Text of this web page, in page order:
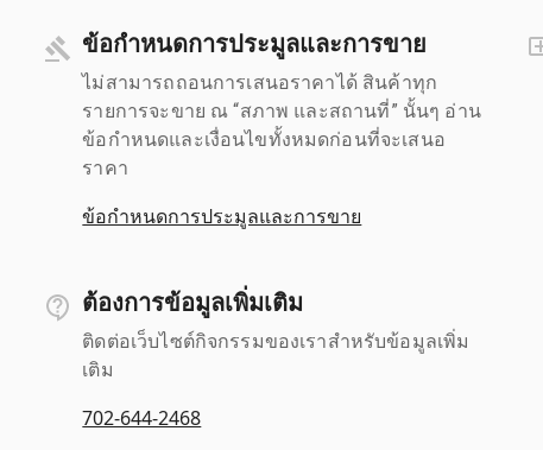
ข้อกำหนดการประมูลและการขาย
ไม่สามารถถอนการเสนอราคาได้ สินค้าทุก
รายการจะขาย ณ “สภาพ และสถานที่” นั้นๆ อ่าน
ข้อกำหนดและเงื่อนไขทั้งหมดก่อนที่จะเสนอ
ราคา
ข้อกำหนดการประมูลและการขาย
ต้องการข้อมูลเพิ่มเติม
ติดต่อเว็บไซต์กิจกรรมของเราสำหรับข้อมูลเพิ่ม
เติม
702-644-2468